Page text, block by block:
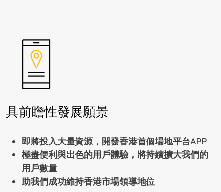
具前瞻性發展願景
即將投入大量資源，開發香港首個場地平台APP
極盡便利與出色的用戶體驗，將持續擴大我們的
用戶數量
助我們成功維持香港市場領導地位